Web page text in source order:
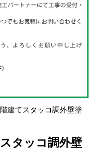
建てスタッコ調外壁塗
タッコ調外壁